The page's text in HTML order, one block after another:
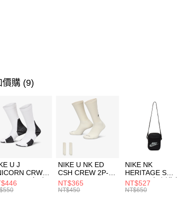
價購 (9)
U J
CRW
-160 男女 中
FZ3393100
NIKE U NK ED
CSH CREW 2P-
144 EMBRDY 男
女 短統襪
NT$365
NT$450
NIKE NK
HERITAGE S
SMIT 男女 側背包
BA5871010
NT$527
NT$650